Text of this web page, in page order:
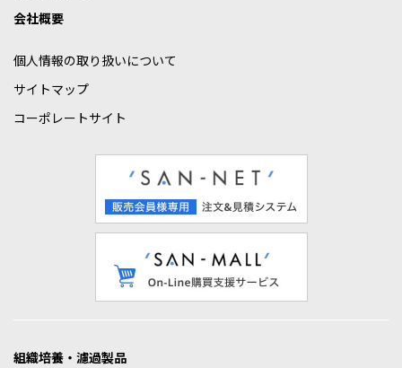
会社概要
個人情報の取り扱いについて
サイトマップ
コーポレートサイト
組織培養・濾過製品